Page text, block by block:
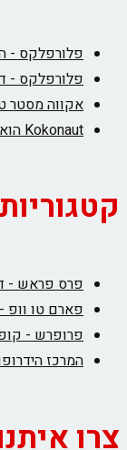
פלורפלקס -
פלורפלקס -
אקווה מסטר
Kokonaut הוא חיישן סביבתי
פרס פראש -
פארם טו וופ
פרופרש -
המרכז
צרו